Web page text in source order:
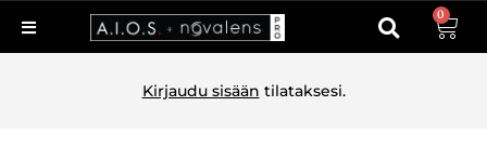
0
Kirjaudu sisään tilataksesi.